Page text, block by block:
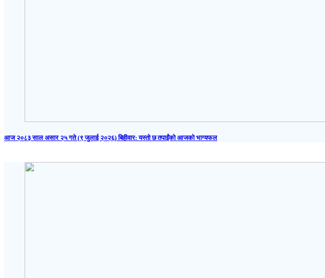
आज २०८३ साल असार २५ गते (९ जुलाई २०२६) बिहीवार: यस्तो छ तपाईंको आजको भाग्यफल